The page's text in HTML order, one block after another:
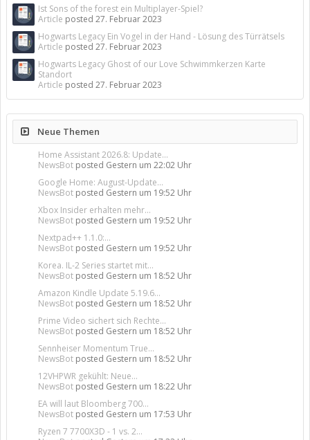
Ist Sons of the forest ein Multiplayer-Spiel?
Article posted 27. Februar 2023
Hogwarts Legacy Ein Vogel in der Hand - Lösung des Türrätsels
Article posted 27. Februar 2023
Hogwarts Legacy Ghost of our Love Schwimmkerzen Karte
Standort
Article posted 27. Februar 2023
Neue Themen
Home Assistant 2026.8: Update...
NewsBot posted Gestern um 22:02 Uhr
Google Home: August-Update...
NewsBot posted Gestern um 19:52 Uhr
Xbox Insider erhalten mehr...
NewsBot posted Gestern um 19:52 Uhr
Nextpad++ 1.1.0:...
NewsBot posted Gestern um 19:52 Uhr
Korea. IL-2 Series startet mit...
NewsBot posted Gestern um 18:52 Uhr
Amazon Kindle Update 5.19.6...
NewsBot posted Gestern um 18:52 Uhr
Prime Video sichert sich Rechte...
NewsBot posted Gestern um 18:52 Uhr
Sennheiser Momentum True...
NewsBot posted Gestern um 18:52 Uhr
12VHPWR gekühlt: Neue...
NewsBot posted Gestern um 18:22 Uhr
EA will laut Bloomberg 700...
NewsBot posted Gestern um 17:53 Uhr
Ryzen 7 7700X3D - 1 vs. 2...